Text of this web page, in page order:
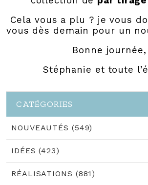
Cela vous a plu ? je vous
vous dès demain pour un
Bonne journée,
Stéphanie et toute
CATÉGORIES
NOUVEAUTÉS (549)
IDÉES (423)
RÉALISATIONS (881)